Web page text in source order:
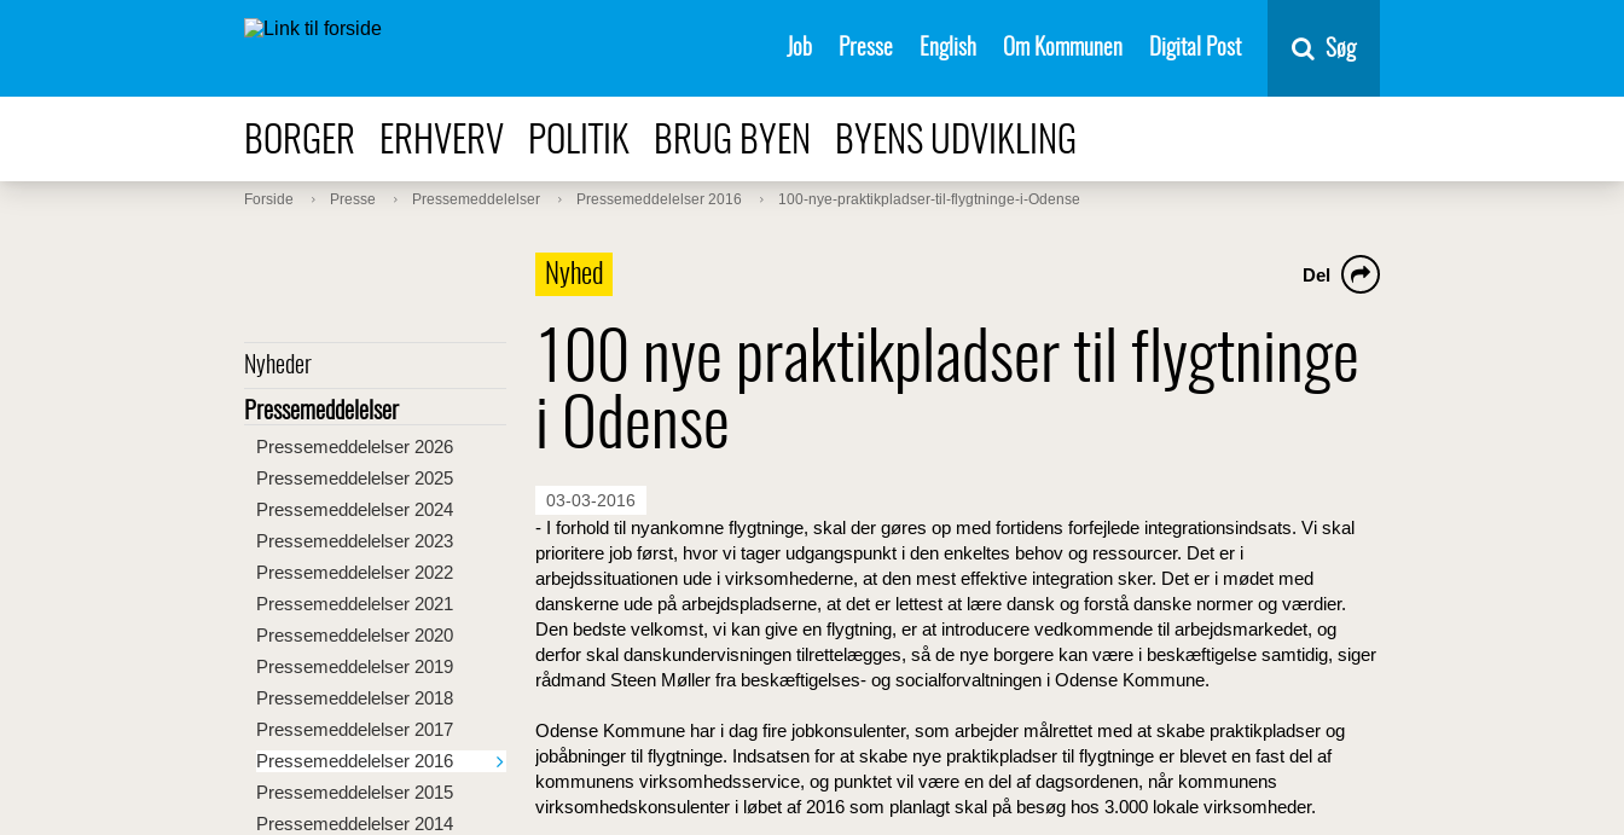
Job Presse English Om Kommunen Digital Post Søg
BORGER ERHVERV POLITIK BRUG BYEN BYENS UDVIKLING
Forside Presse Pressemeddelelser Pressemeddelelser 2016 100-nye-praktikpladser-til-flygtninge-i-Odense
Nyheder
Pressemeddelelser
Pressemeddelelser 2026
Pressemeddelelser 2025
Pressemeddelelser 2024
Pressemeddelelser 2023
Pressemeddelelser 2022
Pressemeddelelser 2021
Pressemeddelelser 2020
Pressemeddelelser 2019
Pressemeddelelser 2018
Pressemeddelelser 2017
Pressemeddelelser 2016
Pressemeddelelser 2015
Pressemeddelelser 2014
Nyhed
100 nye praktikpladser til flygtninge
i Odense
Del
03-03-2016
- I forhold til nyankomne flygtninge, skal der gøres op med fortidens forfejlede integrationsindsats. Vi skal
prioritere job først, hvor vi tager udgangspunkt i den enkeltes behov og ressourcer. Det er i
arbejdssituationen ude i virksomhederne, at den mest effektive integration sker. Det er i mødet med
danskerne ude på arbejdspladserne, at det er lettest at lære dansk og forstå danske normer og værdier.
Den bedste velkomst, vi kan give en flygtning, er at introducere vedkommende til arbejdsmarkedet, og
derfor skal danskundervisningen tilrettelægges, så de nye borgere kan være i beskæftigelse samtidig, siger
rådmand Steen Møller fra beskæftigelses- og socialforvaltningen i Odense Kommune.
Odense Kommune har i dag fire jobkonsulenter, som arbejder målrettet med at skabe praktikpladser og
jobåbninger til flygtninge. Indsatsen for at skabe nye praktikpladser til flygtninge er blevet en fast del af
kommunens virksomhedsservice, og punktet vil være en del af dagsordenen, når kommunens
virksomhedskonsulenter i løbet af 2016 som planlagt skal på besøg hos 3.000 lokale virksomheder.